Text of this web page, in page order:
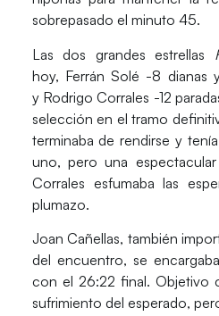
sobrepasado el minuto 45.
Las dos grandes estrellas
hoy, Ferrán Solé -8 dianas
y Rodrigo Corrales -12
selección en el tramo
terminaba de rendirse y
uno, pero una
Corrales esfumaba las
plumazo.
Joan Cañellas, también
del encuentro, se
con el 26:22 final. Objetivo
sufrimiento del esperado,